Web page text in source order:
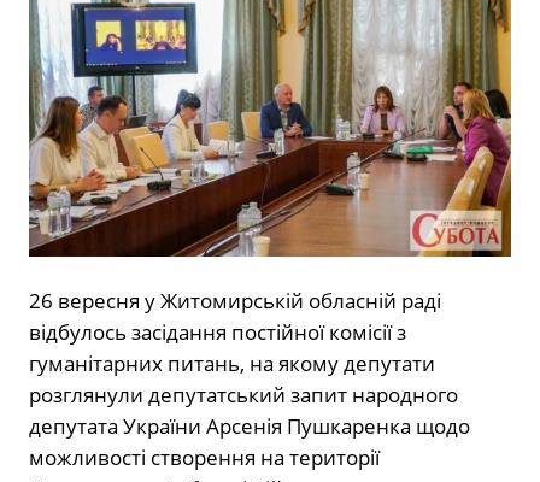
26 вересня у Житомирській обласній раді
відбулось засідання постійної комісії з
гуманітарних питань, на якому депутати
розглянули депутатський запит народного
депутата України Арсенія Пушкаренка щодо
можливості створення на території